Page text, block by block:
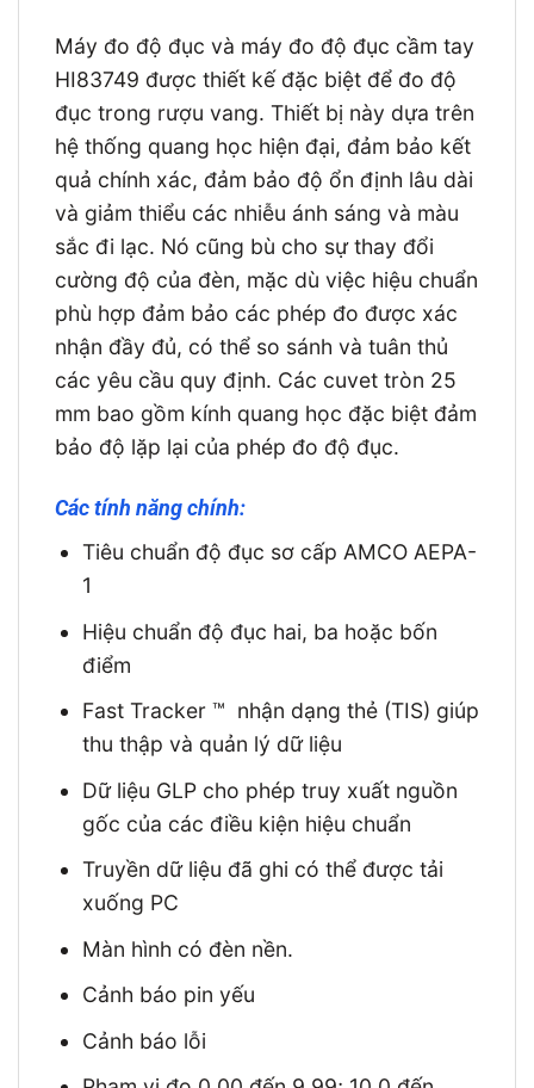
Máy đo độ đục và máy đo độ đục cầm tay
HI83749 được thiết kế đặc biệt để đo độ
đục trong rượu vang. Thiết bị này dựa trên
hệ thống quang học hiện đại, đảm bảo kết
quả chính xác, đảm bảo độ ổn định lâu dài
và giảm thiểu các nhiễu ánh sáng và màu
sắc đi lạc. Nó cũng bù cho sự thay đổi
cường độ của đèn, mặc dù việc hiệu chuẩn
phù hợp đảm bảo các phép đo được xác
nhận đầy đủ, có thể so sánh và tuân thủ
các yêu cầu quy định. Các cuvet tròn 25
mm bao gồm kính quang học đặc biệt đảm
bảo độ lặp lại của phép đo độ đục.
Các tính năng chính:
Tiêu chuẩn độ đục sơ cấp AMCO AEPA-
1
Hiệu chuẩn độ đục hai, ba hoặc bốn
điểm
Fast Tracker ™ nhận dạng thẻ (TIS) giúp
thu thập và quản lý dữ liệu
Dữ liệu GLP cho phép truy xuất nguồn
gốc của các điều kiện hiệu chuẩn
Truyền dữ liệu đã ghi có thể được tải
xuống PC
Màn hình có đèn nền.
Cảnh báo pin yếu
Cảnh báo lỗi